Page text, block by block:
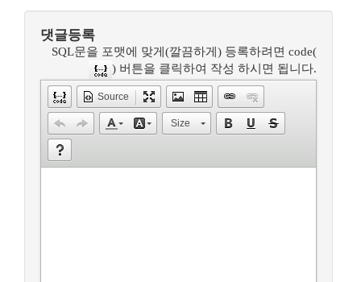
댓글등록
SQL문을 포맷에 맞게(깔끔하게) 등록하려면 code(
) 버튼을 클릭하여 작성 하시면 됩니다.
Source
Size